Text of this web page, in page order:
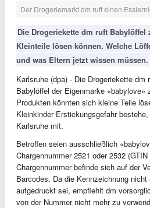
Der Drogeriemarkt dm ruft einen
Die Drogeriekette dm ruft
Kleinteile lösen können. Welche
und was Eltern jetzt wissen müssen.
Karlsruhe (dpa) - Die Drogeriekette
Babylöffel der Eigenmarke «babylove»
Produkten könnten sich kleine Teile
Kleinkinder Erstickungsgefahr
Karlsruhe mit.
Betroffen seien ausschließlich
Chargennummer 2521 oder 2532
Chargennummer befinde sich auf der
Barcodes. Da die Kennzeichnung
aufgedruckt sei, empfiehlt dm
von der Nummer nicht mehr zu